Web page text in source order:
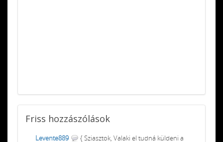
Friss hozzászólások
Levente889 { Sziasztok, Valaki el tudná küldeni a